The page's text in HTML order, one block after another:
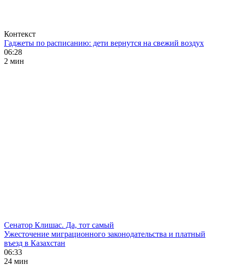
Контекст
Гаджеты по расписанию: дети вернутся на свежий воздух
06:28
2 мин
Сенатор Клишас. Да, тот самый
Ужесточение миграционного законодательства и платный
въезд в Казахстан
06:33
24 мин